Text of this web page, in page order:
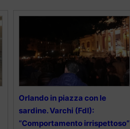
Orlando in piazza con le
sardine. Varchi (FdI):
“Comportamento irrispettoso”